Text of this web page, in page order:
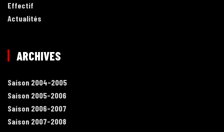
Effectif
Actualités
ARCHIVES
Saison 2004-2005
Saison 2005-2006
Saison 2006-2007
Saison 2007-2008